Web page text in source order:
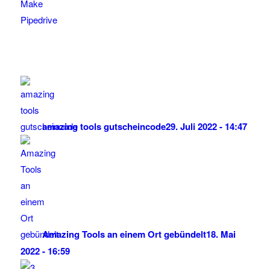
Make
Pipedrive
amazing tools gutscheincode29. Juli 2022 - 14:47
Amazing Tools an einem Ort gebündelt18. Mai
2022 - 16:59